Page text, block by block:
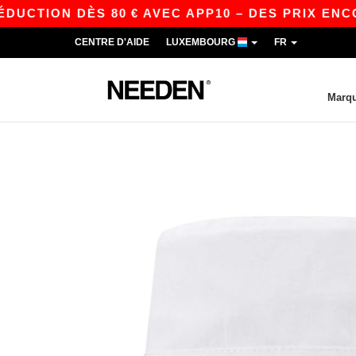
DÈS 80 € AVEC APP10 – DES PRIX
CENTRE D'AIDE LUXEMBOURG FR